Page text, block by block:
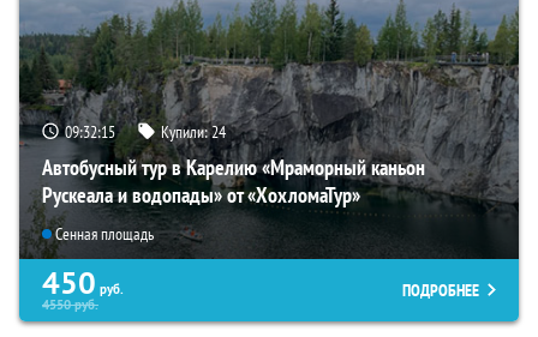
09:32:14 Купили:24
Автобусный тур в Карелию «Мраморный каньон
Рускеала и водопады» от «ХохломаТур»
Сенная площадь
450 руб.
4550руб.
ПОДРОБНЕЕ